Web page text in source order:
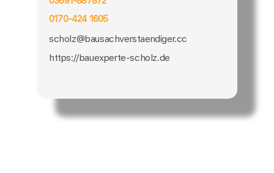
0170-424 1605
scholz@bausachverstaendiger.cc
https://bauexperte-scholz.de